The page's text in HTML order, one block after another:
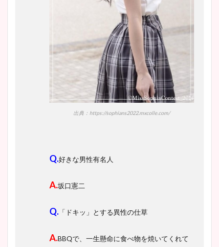
出典：https://sophians2022.mxcolle.com/
Q.好きな男性有名人
A.坂口憲二
Q. 「ドキッ」とする異性の仕草
A.BBQで、一生懸命に食べ物を焼いてくれて